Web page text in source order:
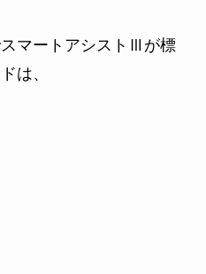
マートアシストⅢが標
は、